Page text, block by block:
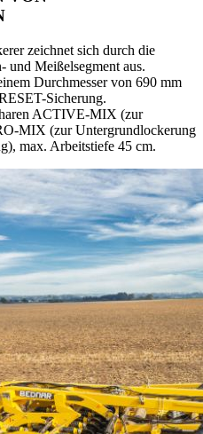
zeichnet sich durch die
und Meißelsegment aus.
Durchmesser von 690 mm
Sicherung.
ACTIVE-MIX (zur
MIX (zur Untergrundlockerung
max. Arbeitstiefe 45 cm.